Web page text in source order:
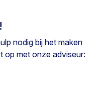
nodig bij het maken
op met onze adviseur: